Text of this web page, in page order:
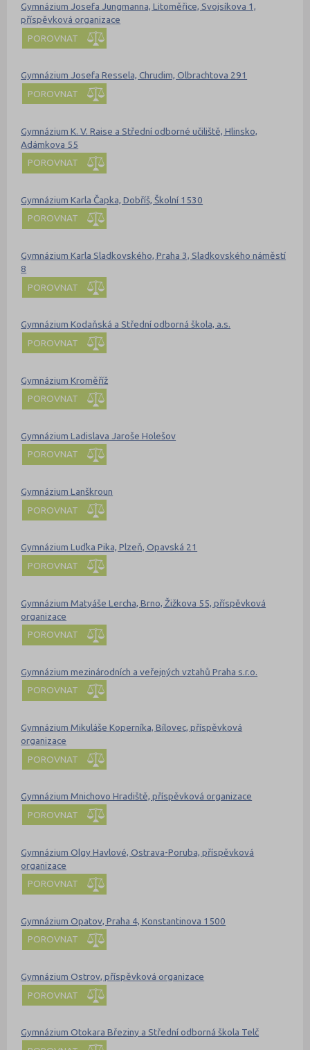
Gymnázium Josefa Jungmanna, Litoměřice, Svojsíkova 1,
příspěvková organizace
POROVNAT
Gymnázium Josefa Ressela, Chrudim, Olbrachtova 291
POROVNAT
Gymnázium K. V. Raise a Střední odborné učiliště, Hlinsko,
Adámkova 55
POROVNAT
Gymnázium Karla Čapka, Dobříš, Školní 1530
POROVNAT
Gymnázium Karla Sladkovského, Praha 3, Sladkovského náměstí
8
POROVNAT
Gymnázium Kodaňská a Střední odborná škola, a.s.
POROVNAT
Gymnázium Kroměříž
POROVNAT
Gymnázium Ladislava Jaroše Holešov
POROVNAT
Gymnázium Lanškroun
POROVNAT
Gymnázium Luďka Pika, Plzeň, Opavská 21
POROVNAT
Gymnázium Matyáše Lercha, Brno, Žižkova 55, příspěvková
organizace
POROVNAT
Gymnázium mezinárodních a veřejných vztahů Praha s.r.o.
POROVNAT
Gymnázium Mikuláše Koperníka, Bílovec, příspěvková
organizace
POROVNAT
Gymnázium Mnichovo Hradiště, příspěvková organizace
POROVNAT
Gymnázium Olgy Havlové, Ostrava-Poruba, příspěvková
organizace
POROVNAT
Gymnázium Opatov, Praha 4, Konstantinova 1500
POROVNAT
Gymnázium Ostrov, příspěvková organizace
POROVNAT
Gymnázium Otokara Březiny a Střední odborná škola Telč